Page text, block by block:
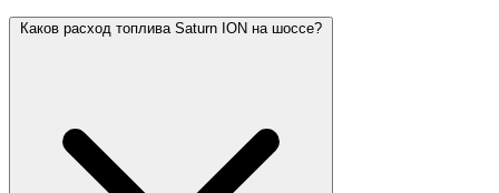
Каков расход топлива Saturn ION на шоссе?